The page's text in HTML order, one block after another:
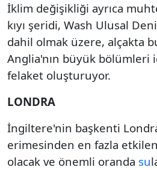
İklim değişikliği ayrıca
kıyı şeridi, Wash Ulusal
dahil olmak üzere, alçakta
Anglia'nın büyük bölümleri
felaket oluşturuyor.
LONDRA
İngiltere'nin başkenti
erimesinden en fazla
olacak ve önemli oranda su